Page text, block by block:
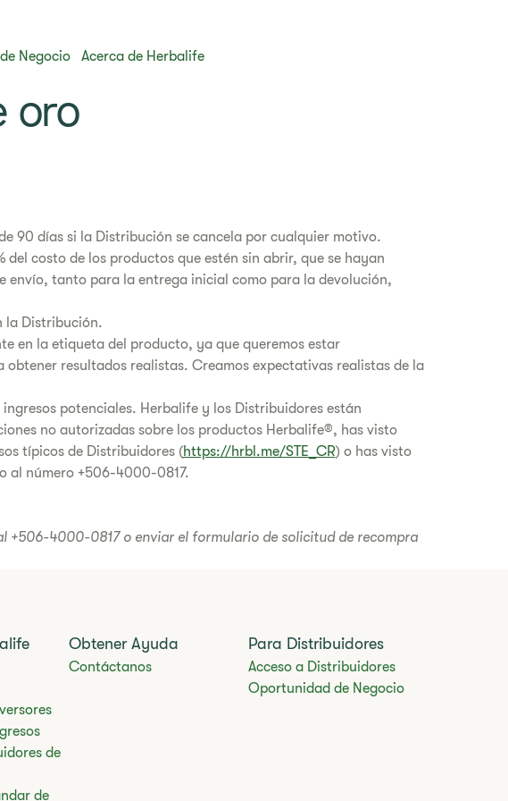
Negocio Acerca de Herbalife
oro
90 días si la Distribución se cancela por cualquier motivo.
costo de los productos que estén sin abrir, que se hayan
envío, tanto para la entrega inicial como para la devolución,
la Distribución.
en la etiqueta del producto, ya que queremos estar
resultados realistas. Creamos expectativas realistas de la
potenciales. Herbalife y los Distribuidores están
no autorizadas sobre los productos Herbalife®, has visto
típicos de Distribuidores (https://hrbl.me/STE_CR) o has visto
al número +506-4000-0817.
+506-4000-0817 o enviar el formulario de solicitud de recompra
de
de
Obtener Ayuda
Contáctanos
Para Distribuidores
Acceso a Distribuidores
Oportunidad de Negocio